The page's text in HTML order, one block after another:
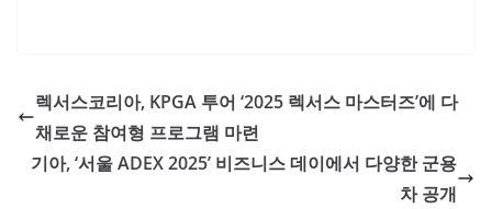
렉서스코리아, KPGA 투어 ‘2025 렉서스 마스터즈’에 다
채로운 참여형 프로그램 마련
기아, ‘서울 ADEX 2025’ 비즈니스 데이에서 다양한 군용
차 공개